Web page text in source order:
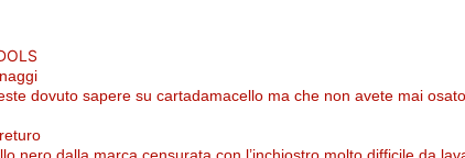
dovuto sapere su cartadamacello ma che non avete mai